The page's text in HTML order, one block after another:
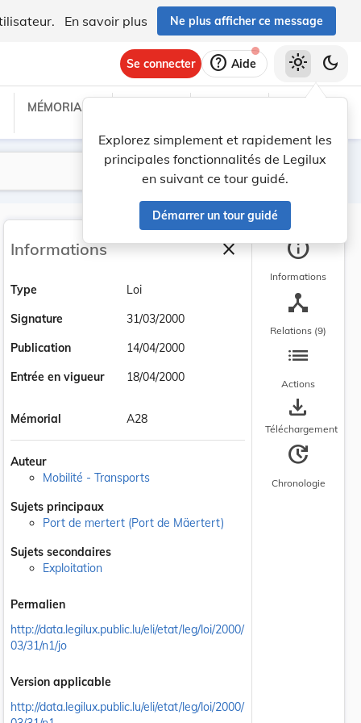
En savoir plus Ne plus afficher ce message
Se connecter help Aide
Explorez simplement et rapidement les
principales fonctionnalités de Legilux
en suivant ce tour guidé.
Démarrer un tour guidé
light_mode dark_mode
MÉMORIAL C
Lancer la recherche
Filtres
Informations closeFermer la barre
Type
Loi
Signature
31/03/2000
Publication
14/04/2000
Entrée en vigueur
18/04/2000
Mémorial A28
Auteur
Mobilité - Transports
Sujets principaux
Port de mertert (Port de Mäertert)
Sujets secondaires
Exploitation
Permalien
http://data.legilux.public.lu/eli/etat/leg/loi/2000/
03/31/n1/jo
Version applicable
http://data.legilux.public.lu/eli/etat/leg/loi/2000/
info
Informations
device_hub
Relations (9)
list
Actions
save_alt
Téléchargement
update
Chronologie